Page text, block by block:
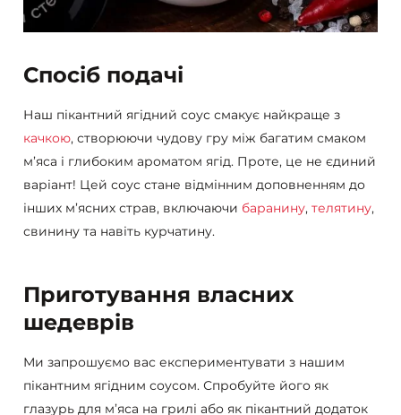
Спосіб подачі
Наш пікантний ягідний соус смакує найкраще з
качкою, створюючи чудову гру між багатим смаком
м’яса і глибоким ароматом ягід. Проте, це не єдиний
варіант! Цей соус стане відмінним доповненням до
інших м’ясних страв, включаючи баранину, телятину,
свинину та навіть курчатину.
Приготування власних
шедеврів
Ми запрошуємо вас експериментувати з нашим
пікантним ягідним соусом. Спробуйте його як
глазурь для м’яса на грилі або як пікантний додаток